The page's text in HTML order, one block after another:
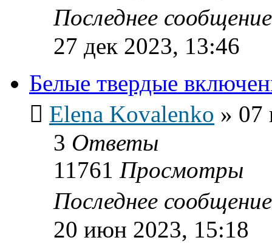
Последнее
27 дек 2023, 13:46
Белые твердые
Elena Kovalenko » 07
3 Ответы
11761 Просмотры
Последнее
20 июн 2023, 15:18